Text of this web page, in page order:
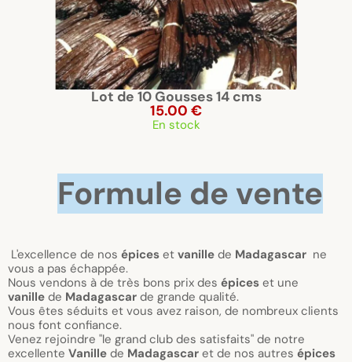
Lot de 10 Gousses 14 cms
15.00 €
En stock
Formule de vente
L'excellence de nos épices et vanille de Madagascar ne
vous a pas échappée.
Nous vendons à de très bons prix des épices et une
vanille de Madagascar de grande qualité.
Vous êtes séduits et vous avez raison, de nombreux clients
nous font confiance.
Venez rejoindre "le grand club des satisfaits" de notre
excellente Vanille de Madagascar et de nos autres épices